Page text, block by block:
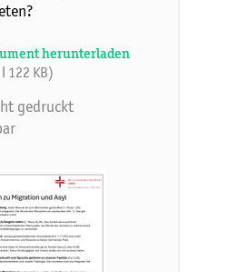
herunterladen
122 KB)
gedruckt